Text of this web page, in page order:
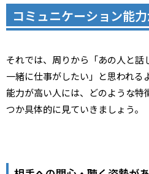
コミュニケーション能
それでは、周りから「あの人と話
一緒に仕事がしたい」と思われる
能力が高い人には、どのような特
つか具体的に見ていきましょう。